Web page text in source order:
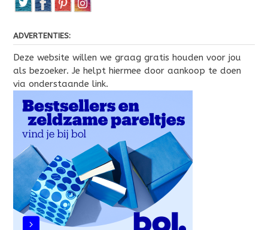
ADVERTENTIES:
Deze website willen we graag gratis houden voor jou
als bezoeker. Je helpt hiermee door aankoop te doen
via onderstaande link.